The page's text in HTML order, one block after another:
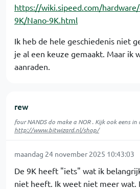
https://wiki.sipeed.com/
9K/Nano-9K.html
Ik heb de hele geschiedenis niet
je al een keuze gemaakt. Maar ik
aanraden.
rew
four NANDS do make a NOR . Kijk ook eens in
http://www.bitwizard.nl/shop/
maandag 24 november 2025 10:43:03
De 9K heeft "iets" wat ik
niet heeft. Ik weet niet meer wat.